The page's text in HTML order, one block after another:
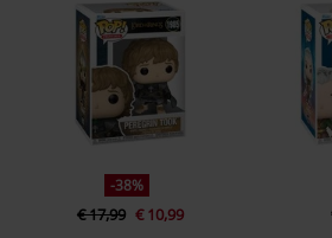
www.funko.com
-38%
€ 17,99 € 10,99